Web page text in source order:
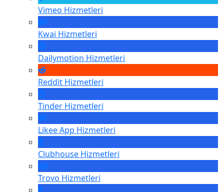
Vimeo Hizmetleri
Kwai Hizmetleri
Dailymotion Hizmetleri
Reddit Hizmetleri
Tinder Hizmetleri
Likee App Hizmetleri
Clubhouse Hizmetleri
Trovo Hizmetleri